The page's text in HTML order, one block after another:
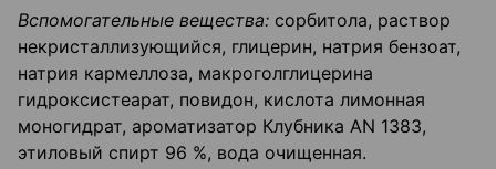
Вспомогательные вещества: сорбитола, раствор
некристаллизующийся, глицерин, натрия бензоат,
натрия кармеллоза, макроголглицерина
гидроксистеарат, повидон, кислота лимонная
моногидрат, ароматизатор Клубника AN 1383,
этиловый спирт 96 %, вода очищенная.